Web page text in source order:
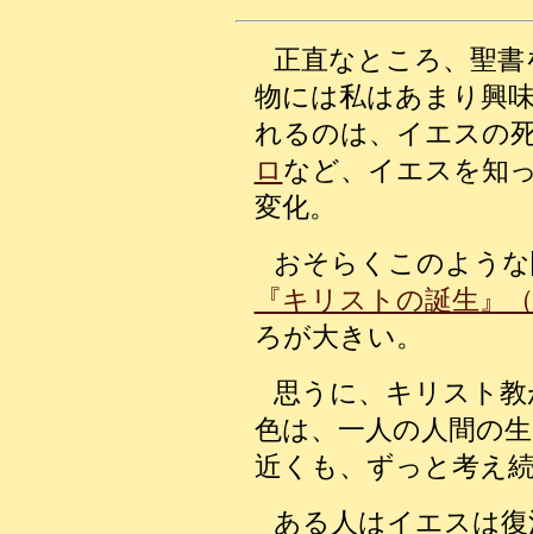
正直なところ、聖
物には私はあまり興
れるのは、イエスの
ロ など、イエスを知
変化。
おそらくこのよう
『キリストの誕生』
ろが大きい。
思うに、キリスト
色は、一人の人間の
近くも、ずっと考え
ある人はイエスは